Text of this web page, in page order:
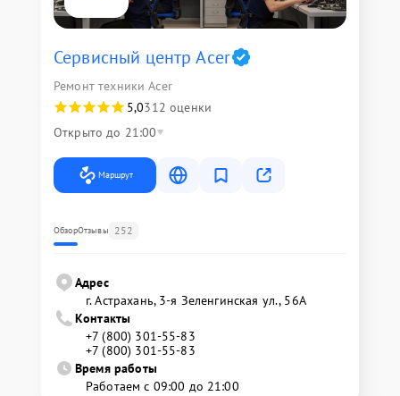
Сервисный центр Acer
Ремонт техники Acer
5,0312 оценки
Открыто до 21:00
Маршрут
ОбзорОтзывы 252
Адрес
г. Астрахань, 3-я Зеленгинская ул., 56А
Контакты
+7 (800) 301-55-83
+7 (800) 301-55-83
Время работы
Работаем с 09:00 до 21:00